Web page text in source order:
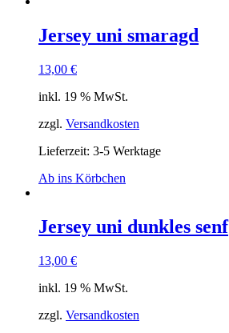
Jersey uni smaragd
13,00 €
inkl. 19 % MwSt.
zzgl. Versandkosten
Lieferzeit: 3-5 Werktage
Ab ins Körbchen
Jersey uni dunkles senf
13,00 €
inkl. 19 % MwSt.
zzgl. Versandkosten